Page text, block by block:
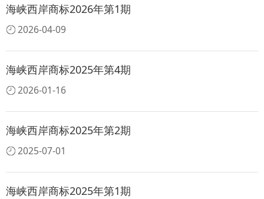
海峡西岸商标2026年第1期
2026-04-09
海峡西岸商标2025年第4期
2026-01-16
海峡西岸商标2025年第2期
2025-07-01
海峡西岸商标2025年第1期